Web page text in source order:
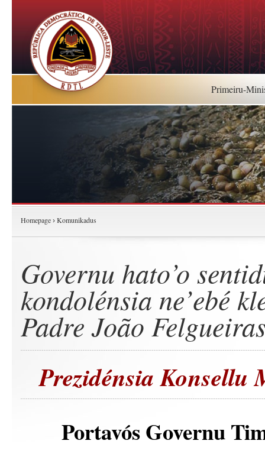
Primeiru-
Homepage › Komunikadus
Governu hato’o
kondolénsia ne’ebé
Padre João
Prezidénsia Konsellu
Portavós Governu